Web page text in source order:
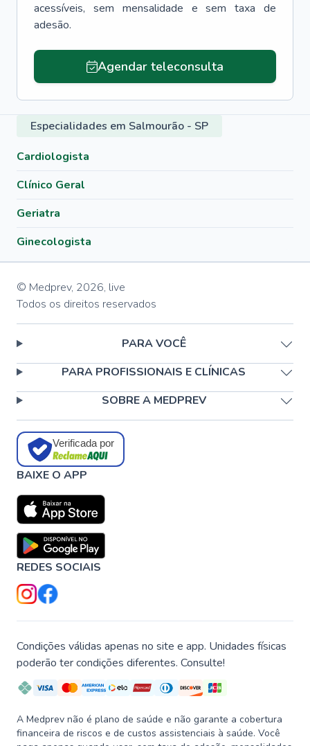
acessíveis, sem mensalidade e sem taxa de
adesão.
Agendar teleconsulta
Especialidades em Salmourão - SP
Cardiologista
Clínico Geral
Geriatra
Ginecologista
© Medprev, 2026, live
Todos os direitos reservados
PARA VOCÊ
PARA PROFISSIONAIS E CLÍNICAS
SOBRE A MEDPREV
Verificada por
BAIXE O APP
REDES SOCIAIS
Condições válidas apenas no site e app. Unidades físicas
poderão ter condições diferentes. Consulte!
A Medprev não é plano de saúde e não garante a cobertura
financeira de riscos e de custos assistenciais à saúde. Você